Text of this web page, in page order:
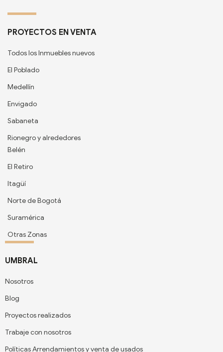
PROYECTOS EN VENTA
Todos los Inmuebles nuevos
El Poblado
Medellín
Envigado
Sabaneta
Rionegro y alrededores
Belén
El Retiro
Itagüí
Norte de Bogotá
Suramérica
Otras Zonas
UMBRAL
Nosotros
Blog
Proyectos realizados
Trabaje con nosotros
Políticas Arrendamientos y venta de usados